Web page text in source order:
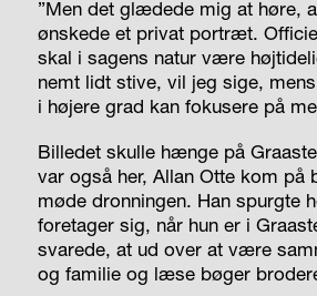
”Men det glædede mig at høre,
ønskede et privat portræt.
skal i sagens natur være
nemt lidt stive, vil jeg sige,
i højere grad kan fokusere på
Billedet skulle hænge på
var også her, Allan Otte kom på
møde dronningen. Han spurgte
foretager sig, når hun er i
svarede, at ud over at være
og familie og læse bøger